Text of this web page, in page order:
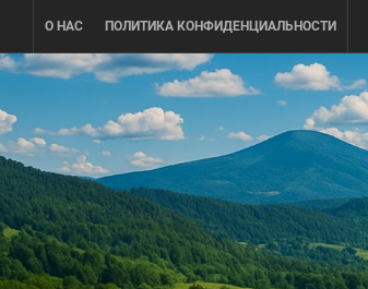
content
О НАС ПОЛИТИКА КОНФИДЕНЦИАЛЬНОСТИ